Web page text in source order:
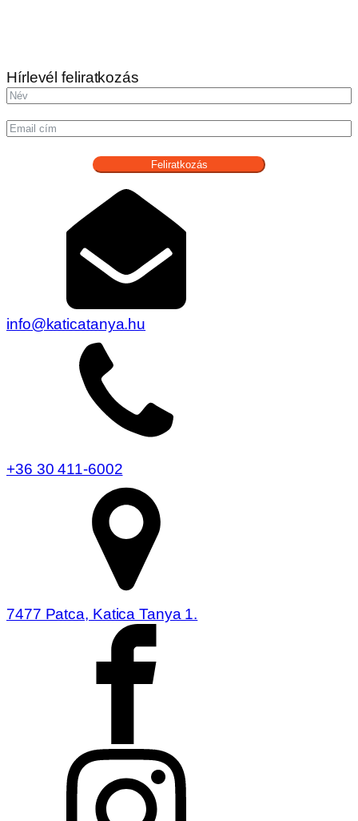
Hírlevél feliratkozás
Feliratkozás
info@katicatanya.hu
+36 30 411-6002
7477 Patca, Katica Tanya 1.